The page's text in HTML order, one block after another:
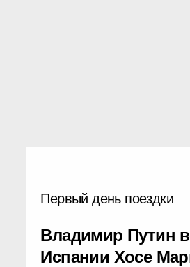
Первый день поездки
Владимир Путин
Испании Хосе